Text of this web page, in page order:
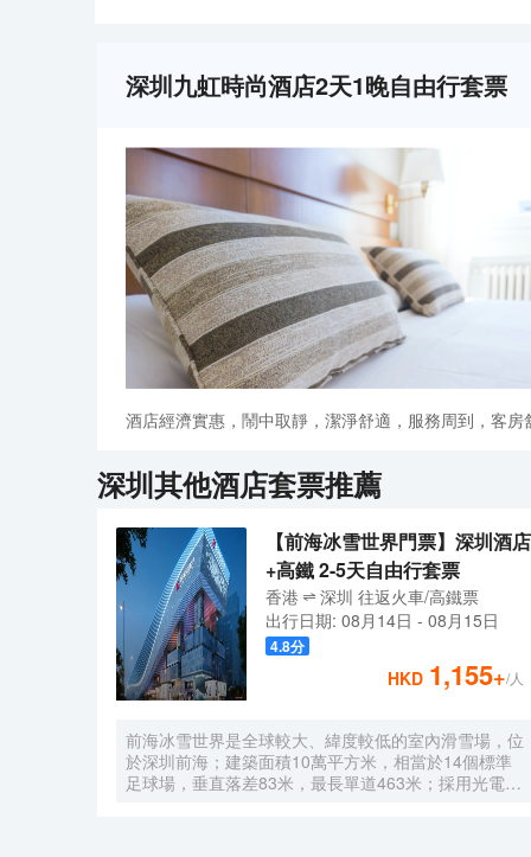
深圳九虹時尚酒店2天1晚自由行套票
酒店經濟實惠，鬧中取靜，潔淨舒適，服務周到，客房
深圳其他酒店套票推薦
【前海冰雪世界門票】深圳酒店
+高鐵 2-5天自由行套票
香港 深圳 往返火車/高鐵票
出行日期: 08月14日 - 08月15日
4.8分
HKD 1,155+/人
前海冰雪世界是全球較大、緯度較低的室內滑雪場，位
於深圳前海；建築面積10萬平方米，相當於14個標準
足球場，垂直落差83米，最長單道463米‌；採用光電發